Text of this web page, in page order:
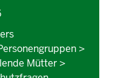
>
Mütter >